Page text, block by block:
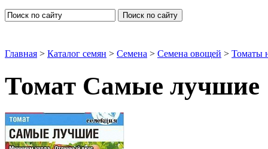
Поиск по сайту
Главная > Каталог семян > Семена > Семена овощей > Томаты
Томат Самые
Томаты низкорослые